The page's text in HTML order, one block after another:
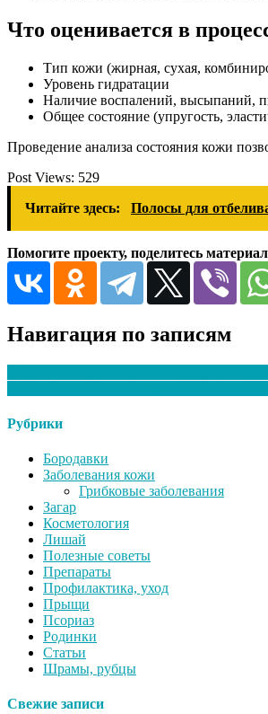
Что оценивается в
Тип кожи (жирная, сухая,
Уровень гидратации
Наличие воспалений, высыпаний,
Общее состояние (упругость,
Проведение анализа состояния кожи
Post Views: 529
Читайте здесь:
Полосы для
Помогите проекту, поделитесь
Навигация по записям
Рубрики
Бородавки
Заболевания кожи
Грибковые заболевания
Загар
Косметология
Лишай
Полезные советы
Препараты
Профилактика, уход
Прыщи
Псориаз
Родинки
Статьи
Шрамы, рубцы
Свежие записи